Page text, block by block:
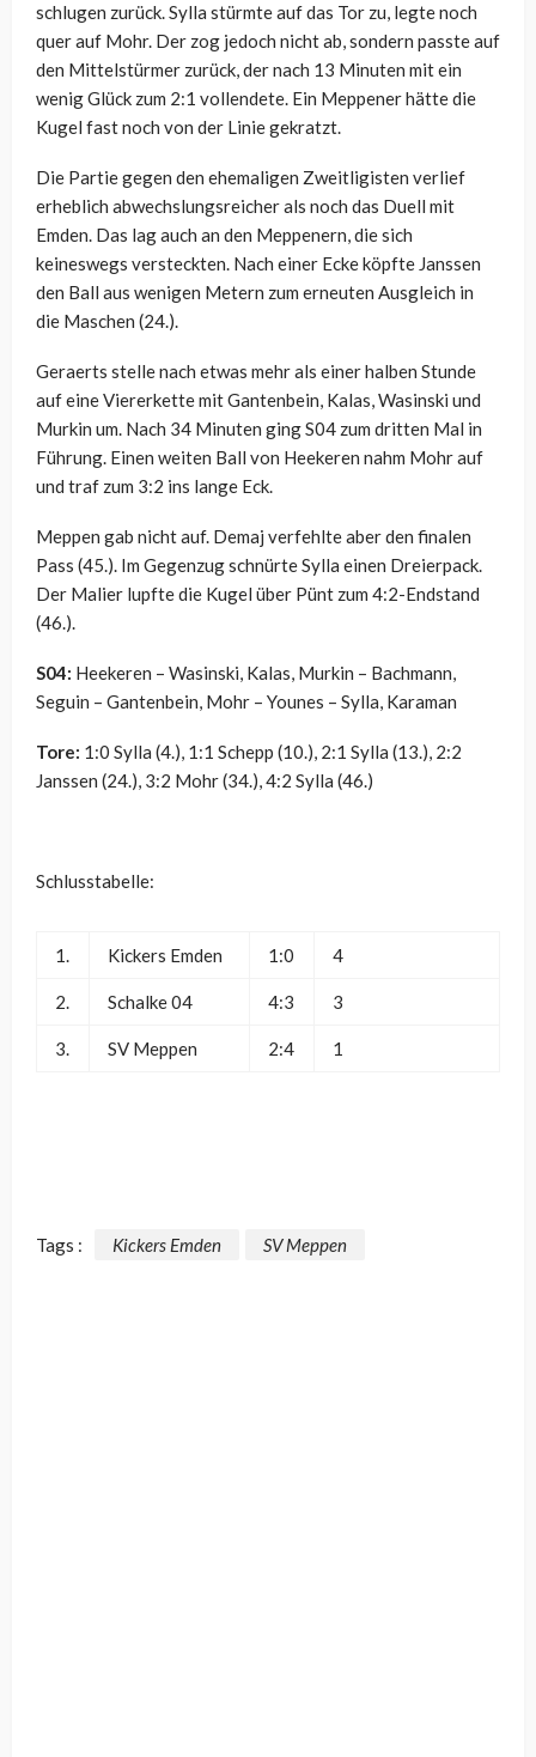
schlugen zurück. Sylla stürmte auf das Tor zu, legte noch
quer auf Mohr. Der zog jedoch nicht ab, sondern passte auf
den Mittelstürmer zurück, der nach 13 Minuten mit ein
wenig Glück zum 2:1 vollendete. Ein Meppener hätte die
Kugel fast noch von der Linie gekratzt.
Die Partie gegen den ehemaligen Zweitligisten verlief
erheblich abwechslungsreicher als noch das Duell mit
Emden. Das lag auch an den Meppenern, die sich
keineswegs versteckten. Nach einer Ecke köpfte Janssen
den Ball aus wenigen Metern zum erneuten Ausgleich in
die Maschen (24.).
Geraerts stelle nach etwas mehr als einer halben Stunde
auf eine Viererkette mit Gantenbein, Kalas, Wasinski und
Murkin um. Nach 34 Minuten ging S04 zum dritten Mal in
Führung. Einen weiten Ball von Heekeren nahm Mohr auf
und traf zum 3:2 ins lange Eck.
Meppen gab nicht auf. Demaj verfehlte aber den finalen
Pass (45.). Im Gegenzug schnürte Sylla einen Dreierpack.
Der Malier lupfte die Kugel über Pünt zum 4:2-Endstand
(46.).
S04: Heekeren – Wasinski, Kalas, Murkin – Bachmann,
Seguin – Gantenbein, Mohr – Younes – Sylla, Karaman
Tore: 1:0 Sylla (4.), 1:1 Schepp (10.), 2:1 Sylla (13.), 2:2
Janssen (24.), 3:2 Mohr (34.), 4:2 Sylla (46.)
Schlusstabelle:
1. Kickers Emden 1:0 4
2. Schalke 04 4:3 3
3. SV Meppen 2:4 1
Tags : Kickers Emden SV Meppen